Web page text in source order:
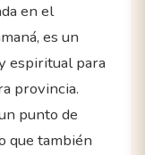
en el
es un
espiritual para
provincia.
punto de
que también